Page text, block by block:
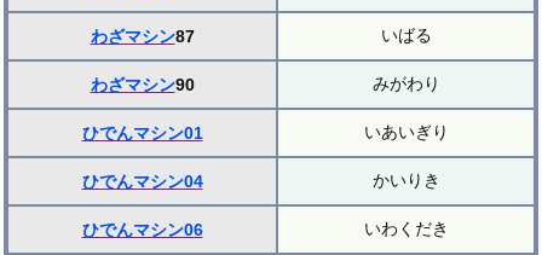
わざマシン87 いばる
わざマシン90 みがわり
ひでんマシン01 いあいぎり
ひでんマシン04 かいりき
ひでんマシン06 いわくだき